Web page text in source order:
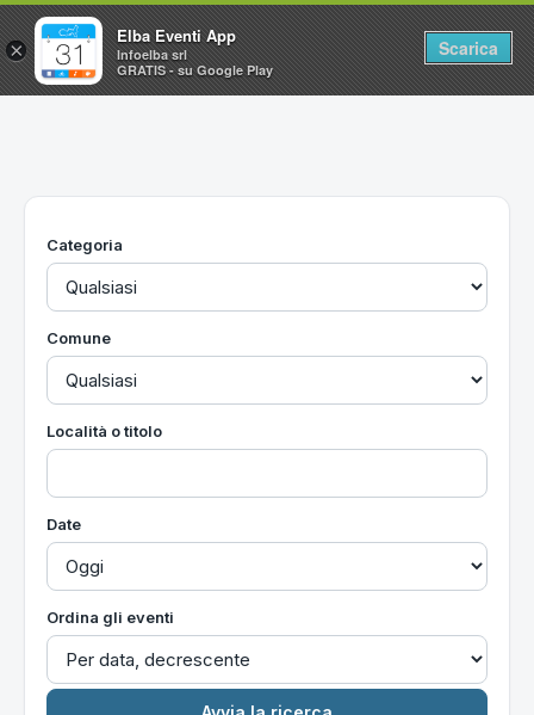
Home
Utilità
Categoria
Comune
Località o titolo
Date
Ordina gli eventi
×
Elba Eventi App
Infoelba srl
GRATIS - su Google Play
Scarica